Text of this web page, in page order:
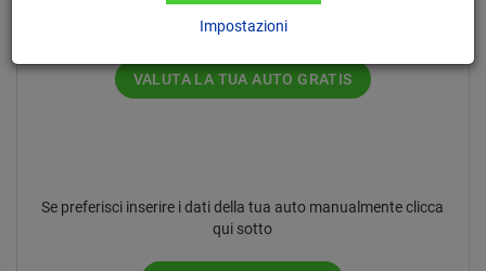
VALUTA LA TUA AUTO GRATIS
Se preferisci inserire i dati della tua auto manualmente clicca
qui sotto
Impostazioni